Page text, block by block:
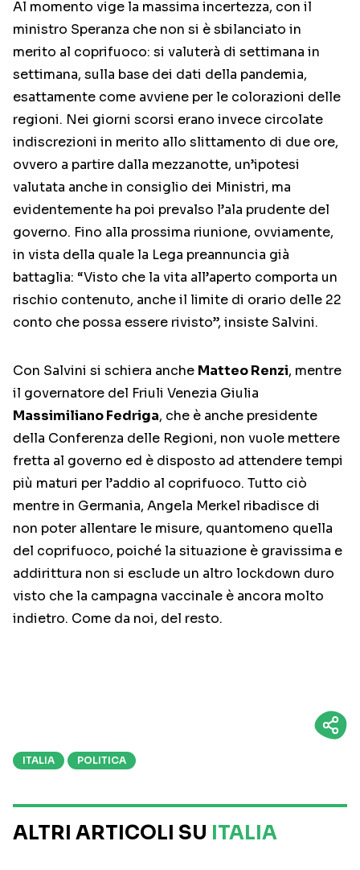
Al momento vige la massima incertezza, con il
ministro Speranza che non si è sbilanciato in
merito al coprifuoco: si valuterà di settimana in
settimana, sulla base dei dati della pandemia,
esattamente come avviene per le colorazioni delle
regioni. Nei giorni scorsi erano invece circolate
indiscrezioni in merito allo slittamento di due ore,
ovvero a partire dalla mezzanotte, un’ipotesi
valutata anche in consiglio dei Ministri, ma
evidentemente ha poi prevalso l’ala prudente del
governo. Fino alla prossima riunione, ovviamente,
in vista della quale la Lega preannuncia già
battaglia: “Visto che la vita all’aperto comporta un
rischio contenuto, anche il limite di orario delle 22
conto che possa essere rivisto”, insiste Salvini.
Con Salvini si schiera anche Matteo Renzi, mentre
il governatore del Friuli Venezia Giulia
Massimiliano Fedriga, che è anche presidente
della Conferenza delle Regioni, non vuole mettere
fretta al governo ed è disposto ad attendere tempi
più maturi per l’addio al coprifuoco. Tutto ciò
mentre in Germania, Angela Merkel ribadisce di
non poter allentare le misure, quantomeno quella
del coprifuoco, poiché la situazione è gravissima e
addirittura non si esclude un altro lockdown duro
visto che la campagna vaccinale è ancora molto
indietro. Come da noi, del resto.
ITALIA POLITICA
ALTRI ARTICOLI SU ITALIA